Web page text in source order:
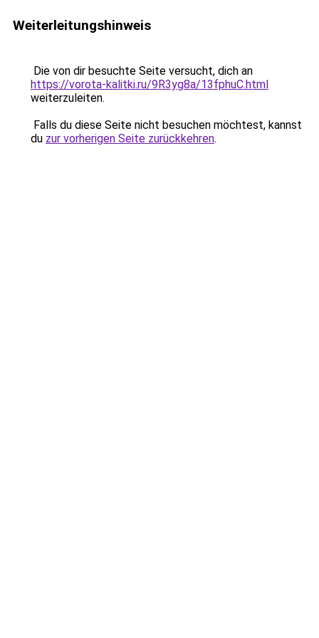
Weiterleitungshinweis
Die von dir besuchte Seite versucht, dich an
https://vorota-kalitki.ru/9R3yg8a/13fphuC.html
weiterzuleiten.
Falls du diese Seite nicht besuchen möchtest, kannst
du zur vorherigen Seite zurückkehren.